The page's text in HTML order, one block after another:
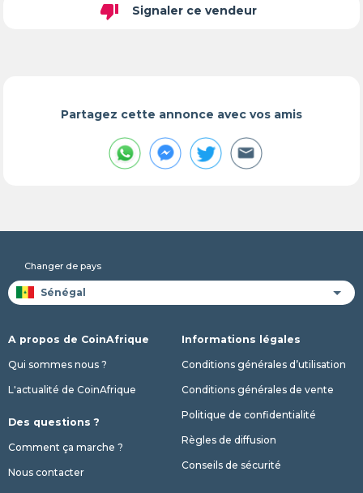
thumb_down Signaler ce vendeur
Partagez cette annonce avec vos amis
Changer de pays
A propos de CoinAfrique
Qui sommes nous ?
L'actualité de CoinAfrique
Des questions ?
Comment ça marche ?
Nous contacter
Informations légales
Conditions générales d’utilisation
Conditions générales de vente
Politique de confidentialité
Règles de diffusion
Conseils de sécurité